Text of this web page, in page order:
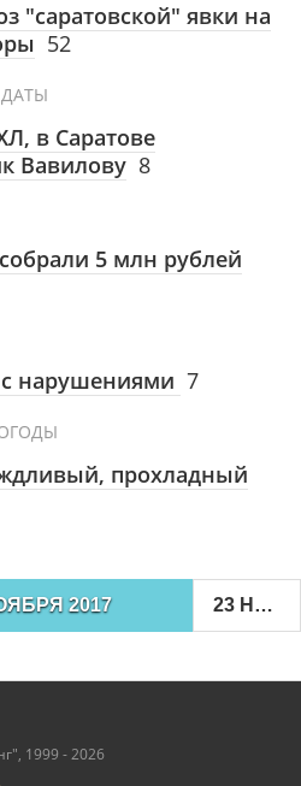
"саратовской" явки на
52
в Саратове
Вавилову 8
5 млн рублей
нарушениями 7
прохладный
2017 23 НОЯБРЯ 2017
1999 - 2026